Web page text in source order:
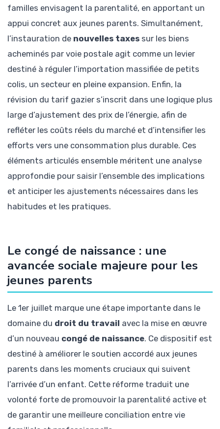
familles envisagent la parentalité, en apportant un
appui concret aux jeunes parents. Simultanément,
l’instauration de nouvelles taxes sur les biens
acheminés par voie postale agit comme un levier
destiné à réguler l’importation massifiée de petits
colis, un secteur en pleine expansion. Enfin, la
révision du tarif gazier s’inscrit dans une logique plus
large d’ajustement des prix de l’énergie, afin de
refléter les coûts réels du marché et d’intensifier les
efforts vers une consommation plus durable. Ces
éléments articulés ensemble méritent une analyse
approfondie pour saisir l’ensemble des implications
et anticiper les ajustements nécessaires dans les
habitudes et les pratiques.
Le congé de naissance : une
avancée sociale majeure pour les
jeunes parents
Le 1er juillet marque une étape importante dans le
domaine du droit du travail avec la mise en œuvre
d’un nouveau congé de naissance. Ce dispositif est
destiné à améliorer le soutien accordé aux jeunes
parents dans les moments cruciaux qui suivent
l’arrivée d’un enfant. Cette réforme traduit une
volonté forte de promouvoir la parentalité active et
de garantir une meilleure conciliation entre vie